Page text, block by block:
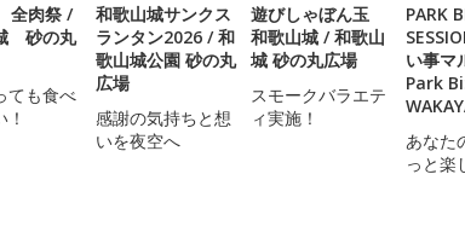
全肉祭 /
砂の丸
ても食べ
和歌山城サンクス
ランタン2026 / 和
歌山城公園 砂の丸
広場
感謝の気持ちと想
いを夜空へ
遊びしゃぼん玉
和歌山城 / 和歌山
城 砂の丸広場
スモークバラエテ
ィ実施！
PARK
い事マ
Park
あなた
っと楽